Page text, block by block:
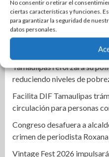
No consentir o retirar el
ciertas características y funciones.
para garantizar la seguridad de
datos personales.
Aprueban exhorto para
mujeres desaparecidas con
Armando Martínez
Tamaulipas reforzará su
reduciendo niveles de
Facilita DIF Tamaulipas
circulación para personas
Congreso desafuera a
crimen de periodista
Vintage Fest 2026